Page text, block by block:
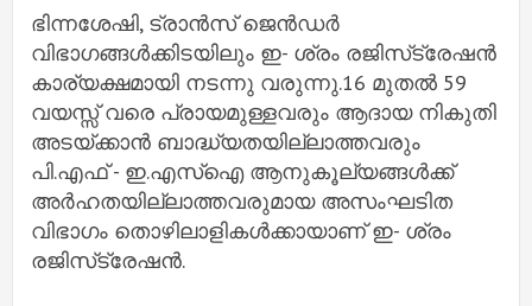
ഭിന്നശേഷി, ട്രാന്‍സ് ജെന്‍ഡര്‍
വിഭാഗങ്ങള്‍ക്കിടയിലും ഇ- ശ്രം രജിസ്‌ട്രേഷന്‍
കാര്യക്ഷമായി നടന്നു വരുന്നു.16 മുതല്‍ 59
വയസ്സ് വരെ പ്രായമുള്ളവരും ആദായ നികുതി
അടയ്ക്കാന്‍ ബാദ്ധ്യതയില്ലാത്തവരും
പി.എഫ് - ഇ.എസ്‌ഐ ആനുകൂല്യങ്ങള്‍ക്ക്
അര്‍ഹതയില്ലാത്തവരുമായ അസംഘടിത
വിഭാഗം തൊഴിലാളികള്‍ക്കായാണ് ഇ- ശ്രം
രജിസ്‌ട്രേഷന്‍.